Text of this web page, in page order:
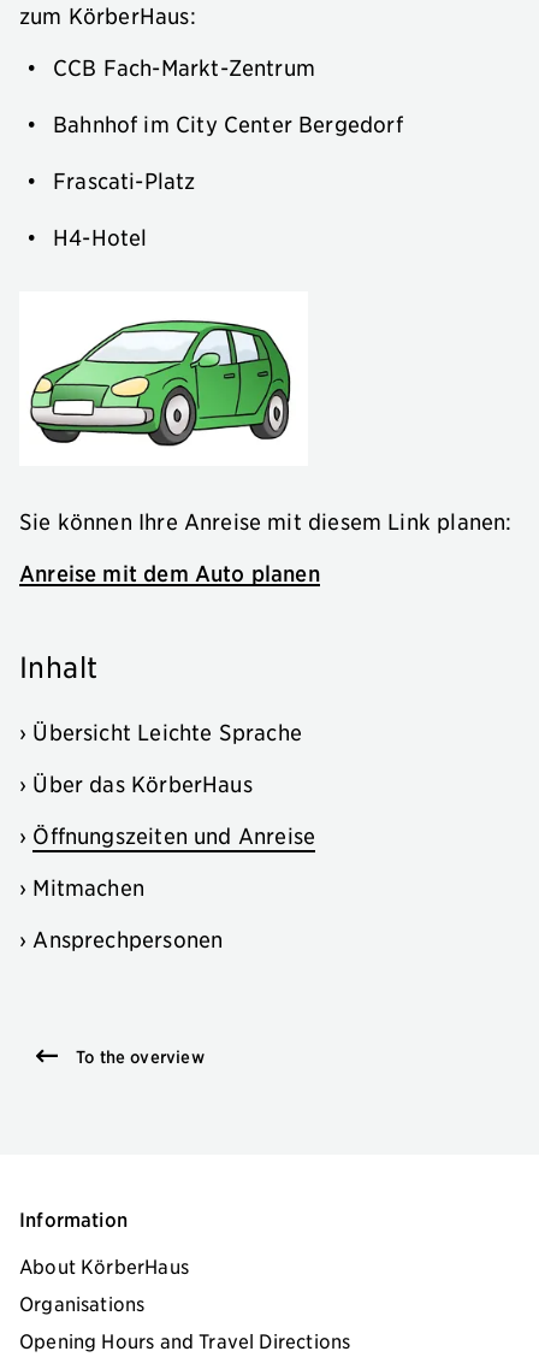
zum KörberHaus:
CCB Fach-Markt-Zentrum
Bahnhof im City Center Bergedorf
Frascati-Platz
H4-Hotel
Sie können Ihre Anreise mit diesem Link planen:
Anreise mit dem Auto planen
Inhalt
› Übersicht Leichte Sprache
› Über das KörberHaus
› Öffnungszeiten und Anreise
› Mitmachen
› Ansprechpersonen
To the overview
Information
About KörberHaus
Organisations
Opening Hours and Travel Directions